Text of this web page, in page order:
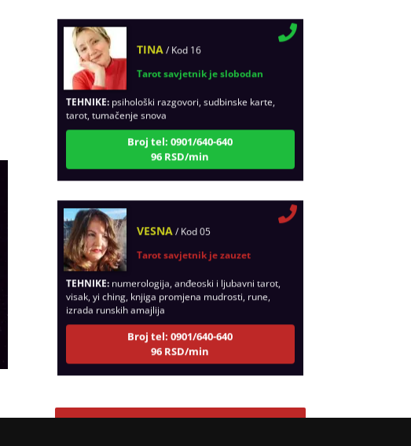
Tarot savjetnik je slobodan
TEHNIKE:psihološki razgovori, sudbinske karte,
tarot, tumačenje snova
Broj tel: 0901/640-640
96 RSD/min
Tarot savjetnik je zauzet
TEHNIKE:numerologija, anđeoski i ljubavni tarot,
visak, yi ching, knjiga promjena mudrosti, rune,
izrada runskih amajlija
Broj tel: 0901/640-640
96 RSD/min
STOJA/ Kod 31